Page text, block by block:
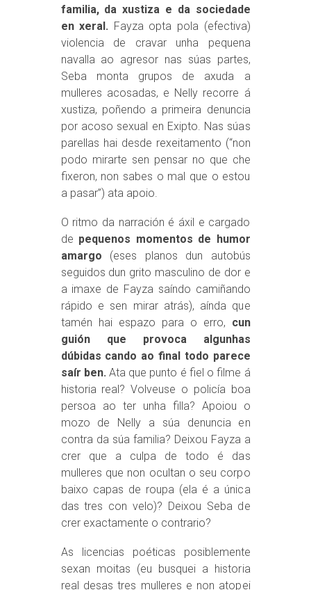
familia, da xustiza e da sociedade
en xeral. Fayza opta pola (efectiva)
violencia de cravar unha pequena
navalla ao agresor nas súas partes,
Seba monta grupos de axuda a
mulleres acosadas, e Nelly recorre á
xustiza, poñendo a primeira denuncia
por acoso sexual en Exipto. Nas súas
parellas hai desde rexeitamento (“non
podo mirarte sen pensar no que che
fixeron, non sabes o mal que o estou
a pasar”) ata apoio.
O ritmo da narración é áxil e cargado
de pequenos momentos de humor
amargo (eses planos dun autobús
seguidos dun grito masculino de dor e
a imaxe de Fayza saíndo camiñando
rápido e sen mirar atrás), aínda que
tamén hai espazo para o erro, cun
guión que provoca algunhas
dúbidas cando ao final todo parece
saír ben. Ata que punto é fiel o filme á
historia real? Volveuse o policía boa
persoa ao ter unha filla? Apoiou o
mozo de Nelly a súa denuncia en
contra da súa familia? Deixou Fayza a
crer que a culpa de todo é das
mulleres que non ocultan o seu corpo
baixo capas de roupa (ela é a única
das tres con velo)? Deixou Seba de
crer exactamente o contrario?
As licencias poéticas posiblemente
sexan moitas (eu busquei a historia
real desas tres mulleres e non atopei